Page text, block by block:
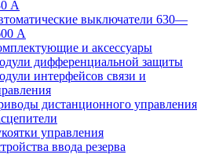
А
выключатели 630—
А
и аксессуары
дифференциальной защиты
интерфейсов связи и
дистанционного управления
управления
ввода резерва